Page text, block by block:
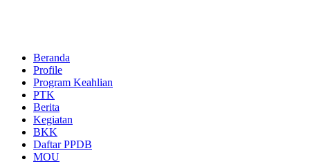
Beranda
Profile
Program Keahlian
PTK
Berita
Kegiatan
BKK
Daftar PPDB
MOU